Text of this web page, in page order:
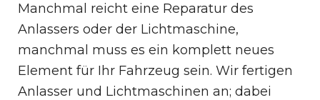
Manchmal reicht eine Reparatur des
Anlassers oder der Lichtmaschine,
manchmal muss es ein komplett neues
Element für Ihr Fahrzeug sein. Wir fertigen
Anlasser und Lichtmaschinen an; dabei